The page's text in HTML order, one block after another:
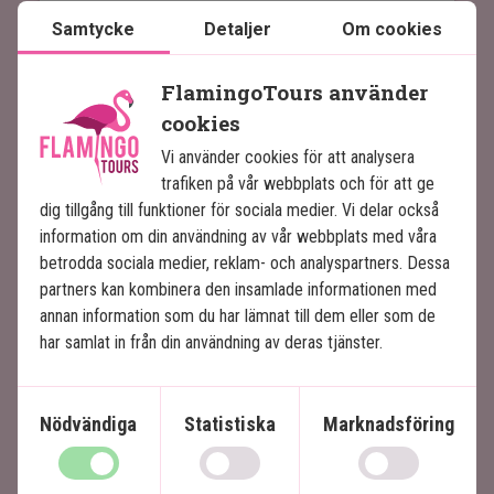
Observera att det priset för uppgradering som
vara betydligt högre under högsäsong.
Southern Palms Resort & Spa är ett underbart
hotell med ett perfekt läge på Diani Beach.
Här har du alla möjligheter för att koppla av helt
och hållet – endera under en palm på stranden
med kritvit sand och turkosblått vatten, eller vid
en av de två poolerna i hotellets poolområde.
På hotellet finns det flera barer och restauranger,
så det finns flera valmöjligheter när det är dags
att stilla hunger och törst. När du fått mat i magen
kan du välja prova på någon av de många
aktiviteter hotellet erbjuder: gym, tennis, olika
minsta gästerna finns en barnklubb, som
arrangerar olika roliga aktiviteter för barn varje
Läs mer
Samtycke Detaljer Om cookies
FlamingoTours använder
cookies
Vi använder cookies för att analysera
trafiken på vår webbplats och för att ge
dig tillgång till funktioner för sociala medier. Vi delar också
information om din användning av vår webbplats med våra
betrodda sociala medier, reklam- och analyspartners. Dessa
partners kan kombinera den insamlade informationen med
annan information som du har lämnat till dem eller som de
har samlat in från din användning av deras tjänster.
Nödvändiga Statistiska Marknadsföring